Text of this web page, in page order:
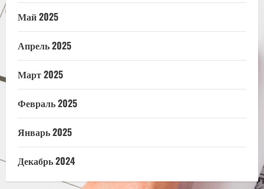
Май 2025
Апрель 2025
Март 2025
Февраль 2025
Январь 2025
Декабрь 2024